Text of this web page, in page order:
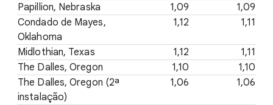
Papillion, Nebraska 1,09
1,09
Condado de Mayes,
Oklahoma
1,12 1,11
Midlothian, Texas 1,12
1,11
The Dalles, Oregon
1,10
1,10
The Dalles, Oregon (2ª
instalação)
1,06 1,06